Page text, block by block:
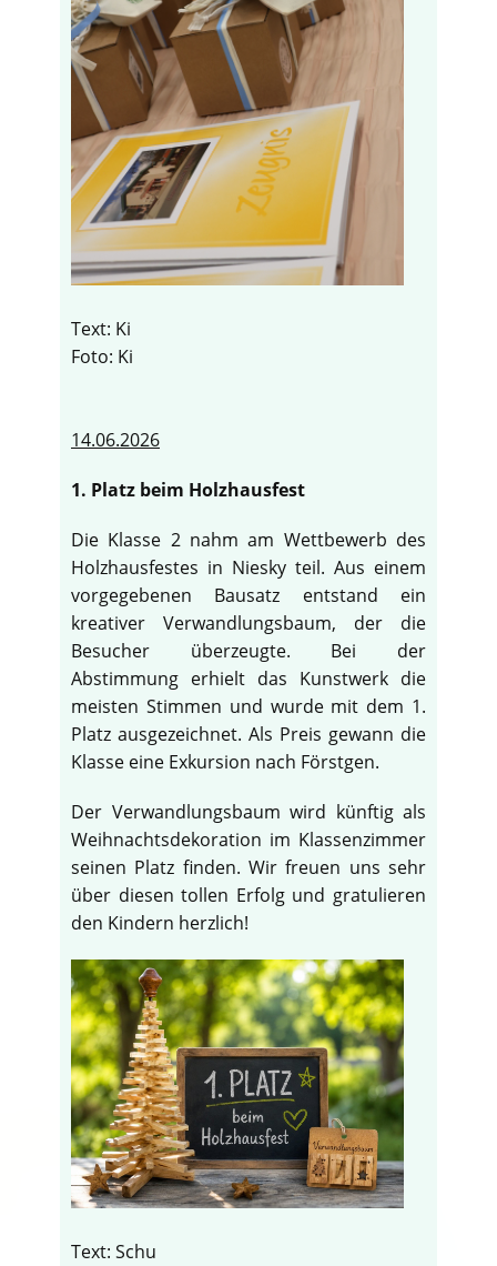
Text: Ki
Foto: Ki
14.06.2026
1. Platz beim Holzhausfest
Die Klasse 2 nahm am Wettbewerb des
Holzhausfestes in Niesky teil. Aus einem
vorgegebenen Bausatz entstand ein
kreativer Verwandlungsbaum, der die
Besucher überzeugte. Bei der
Abstimmung erhielt das Kunstwerk die
meisten Stimmen und wurde mit dem 1.
Platz ausgezeichnet. Als Preis gewann die
Klasse eine Exkursion nach Förstgen.
Der Verwandlungsbaum wird künftig als
Weihnachtsdekoration im Klassenzimmer
seinen Platz finden. Wir freuen uns sehr
über diesen tollen Erfolg und gratulieren
den Kindern herzlich!
Text: Schu